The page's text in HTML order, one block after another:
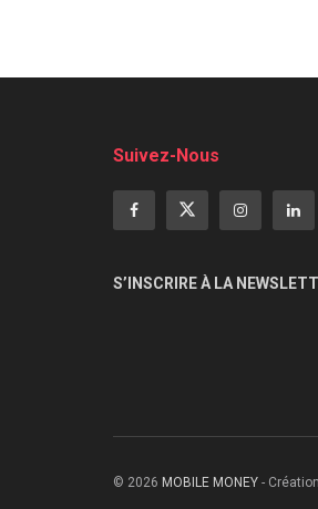
Suivez-Nous
S’INSCRIRE À LA
© 2026 MOBILE MONEY -